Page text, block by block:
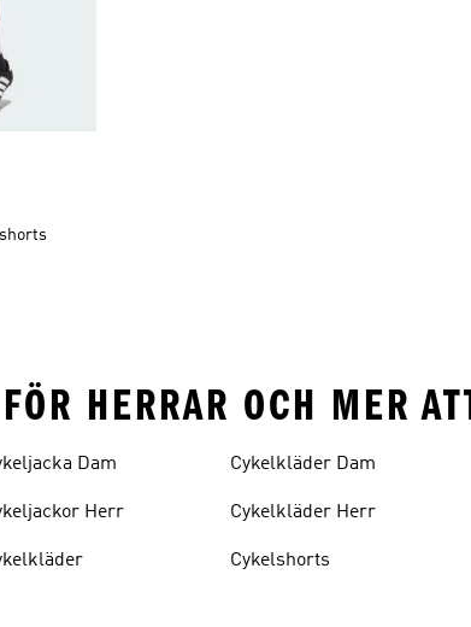
HERRAR OCH MER
Dam
Herr
Cykelkläder Dam
Cykelkläder Herr
Cykelshorts